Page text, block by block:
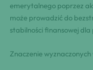
emerytalnego poprzez
może prowadzić do
stabilności finansowej dla
Znaczenie